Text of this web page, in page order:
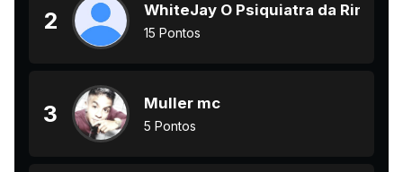
2 WhiteJay O Psiquiatra da Rima
15 Pontos
3 Muller mc
5 Pontos